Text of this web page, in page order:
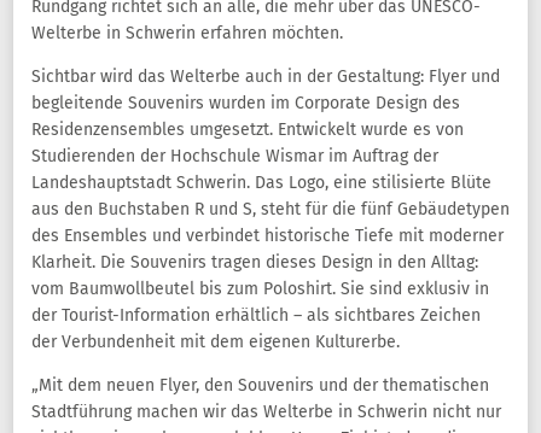
Rundgang richtet sich an alle, die mehr über das UNESCO-
Welterbe in Schwerin erfahren möchten.
Sichtbar wird das Welterbe auch in der Gestaltung: Flyer und
begleitende Souvenirs wurden im Corporate Design des
Residenzensembles umgesetzt. Entwickelt wurde es von
Studierenden der Hochschule Wismar im Auftrag der
Landeshauptstadt Schwerin. Das Logo, eine stilisierte Blüte
aus den Buchstaben R und S, steht für die fünf Gebäudetypen
des Ensembles und verbindet historische Tiefe mit moderner
Klarheit. Die Souvenirs tragen dieses Design in den Alltag:
vom Baumwollbeutel bis zum Poloshirt. Sie sind exklusiv in
der Tourist-Information erhältlich – als sichtbares Zeichen
der Verbundenheit mit dem eigenen Kulturerbe.
„Mit dem neuen Flyer, den Souvenirs und der thematischen
Stadtführung machen wir das Welterbe in Schwerin nicht nur